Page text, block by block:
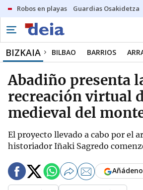
Robos en playas Guardias Osakidetza
BIZKAIA BILBAO BARRIOS
Abadiño presenta
recreación virtual
medieval del
El proyecto llevado a cabo por el
historiador Iñaki Sagredo